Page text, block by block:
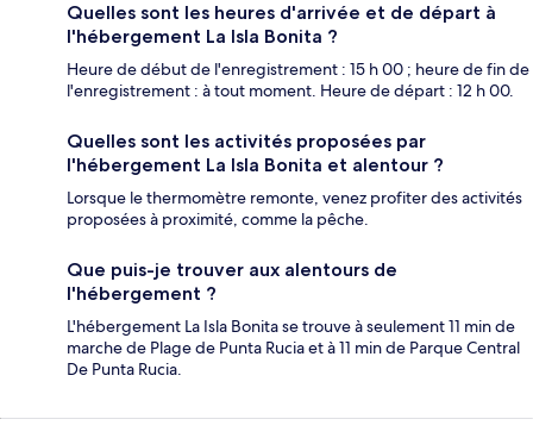
Quelles sont les heures d'arrivée et de départ à
l'hébergement La Isla Bonita ?
Heure de début de l'enregistrement : 15 h 00 ; heure de fin de
l'enregistrement : à tout moment. Heure de départ : 12 h 00.
Quelles sont les activités proposées par
l'hébergement La Isla Bonita et alentour ?
Lorsque le thermomètre remonte, venez profiter des activités
proposées à proximité, comme la pêche.
Que puis-je trouver aux alentours de
l'hébergement ?
L'hébergement La Isla Bonita se trouve à seulement 11 min de
marche de Plage de Punta Rucia et à 11 min de Parque Central
De Punta Rucia.